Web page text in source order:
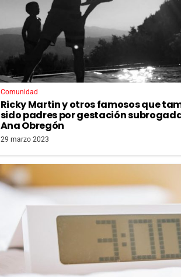
Comunidad
Ricky Martin y otros famosos que
sido padres por gestación
Ana Obregón
29 marzo 2023